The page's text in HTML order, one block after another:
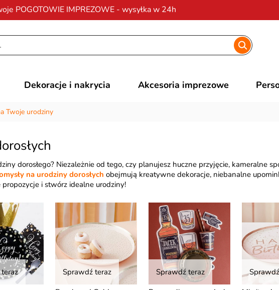
POGOTOWIE IMPREZOWE - wysyłka w 24h
Darmowa dostawana zamówienia od 200 zł
Dekoracje i nakrycia Akcesoria imprezowe
Twoje urodziny
dorosłego? Niezależnie od tego, czy planujesz huczne przyjęcie, kameralne
na urodziny dorosłych obejmują kreatywne dekoracje, niebanalne
i stwórz idealne urodziny!
Sprawdź teraz
Sprawdź teraz